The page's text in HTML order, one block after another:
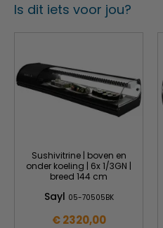
Is dit iets voor jou?
Sushivitrine | boven en
onder koeling | 6x 1/3GN |
breed 144 cm
Sayl 05-70505BK
€ 2320,00